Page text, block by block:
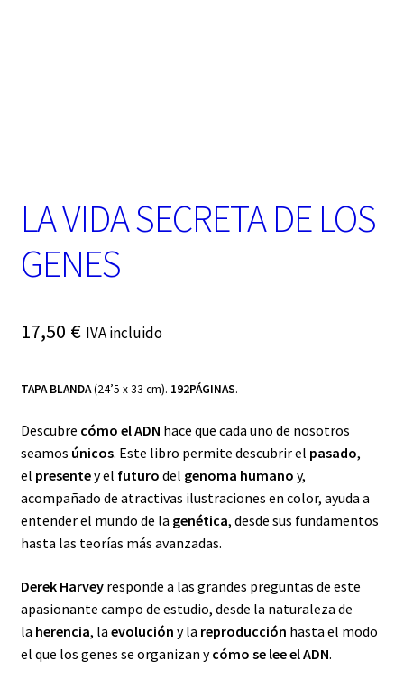
LA VIDA SECRETA DE LOS
GENES
17,50 € IVA incluido
TAPA BLANDA(24’5 x 33 cm). 192PÁGINAS.
Descubre cómo el ADN hace que cada uno de nosotros
seamos únicos. Este libro permite descubrir el pasado,
el presentey el futuro del genoma humano y,
acompañado de atractivas ilustraciones en color, ayuda a
entender el mundo de la genética, desde sus fundamentos
hasta las teorías más avanzadas.
Derek Harveyresponde a las grandes preguntas de este
apasionante campo de estudio, desde la naturaleza de
la herencia, la evolución y la reproducción hasta el modo
el que los genes se organizan ycómo se lee el ADN.